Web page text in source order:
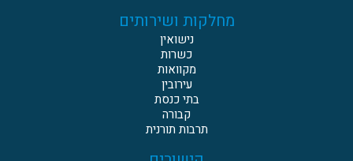
מחלקות ושירותים
נישואין
כשרות
מקוואות
עירובין
בתי כנסת
קבורה
תרבות תורנית